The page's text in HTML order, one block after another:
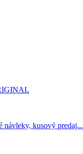
kusový predaj...